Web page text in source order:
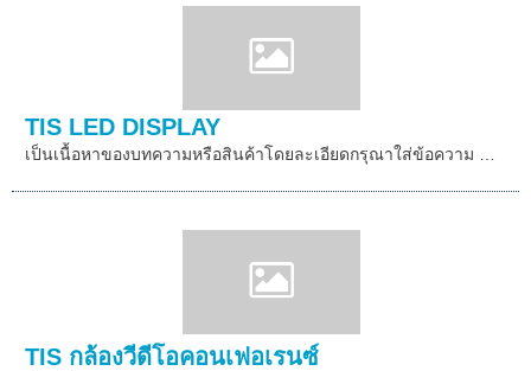
TIS LED DISPLAY
เป็นเนื้อหาของบทความหรือสินค้าโดยละเอียดกรุณาใส่ข้อความ …
TIS กล้องวีดีโอคอนเฟอเรนซ์